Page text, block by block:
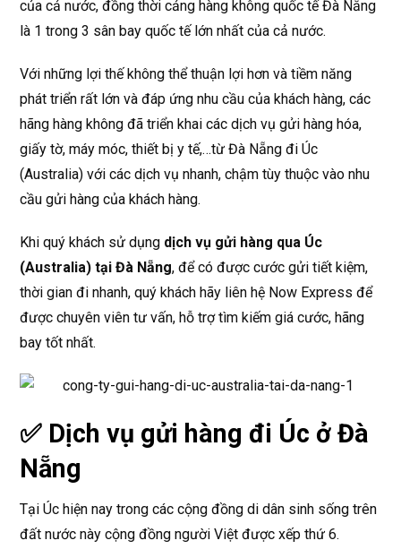
của cả nước, đồng thời cảng hàng không quốc tế Đà Nẵng
là 1 trong 3 sân bay quốc tế lớn nhất của cả nước.
Với những lợi thế không thể thuận lợi hơn và tiềm năng
phát triển rất lớn và đáp ứng nhu cầu của khách hàng, các
hãng hàng không đã triển khai các dịch vụ gửi hàng hóa,
giấy tờ, máy móc, thiết bị y tế,…từ Đà Nẵng đi Úc
(Australia) với các dịch vụ nhanh, chậm tùy thuộc vào nhu
cầu gửi hàng của khách hàng.
Khi quý khách sử dụng dịch vụ gửi hàng qua Úc
(Australia) tại Đà Nẵng, để có được cước gửi tiết kiệm,
thời gian đi nhanh, quý khách hãy liên hệ Now Express để
được chuyên viên tư vấn, hỗ trợ tìm kiếm giá cước, hãng
bay tốt nhất.
✅ Dịch vụ gửi hàng đi Úc ở Đà
Nẵng
Tại Úc hiện nay trong các cộng đồng di dân sinh sống trên
đất nước này cộng đồng người Việt được xếp thứ 6.